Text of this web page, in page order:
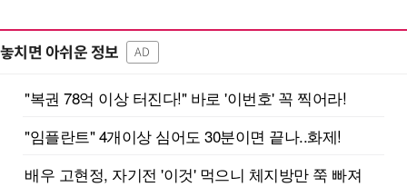
놓치면 아쉬운 정보 AD